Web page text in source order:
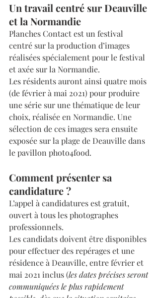
Un travail centré sur Deauville
et la Normandie
Planches Contact est un festival
centré sur la production d’images
réalisées spécialement pour le festival
et axée sur la Normandie.
Les résidents auront ainsi quatre mois
(de février à mai 2021) pour produire
une série sur une thématique de leur
choix, réalisée en Normandie. Une
sélection de ces images sera ensuite
exposée sur la plage de Deauville dans
le pavillon photo4food.
Comment présenter sa
candidature ?
L’appel à candidatures est gratuit,
ouvert à tous les photographes
professionnels.
Les candidats doivent être disponibles
pour effectuer des repérages et une
résidence à Deauville, entre février et
mai 2021 inclus (les dates précises seront
communiquées le plus rapidement